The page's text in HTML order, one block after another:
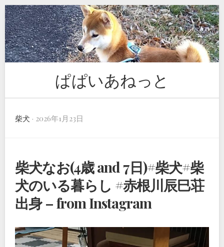
Skip
to
content
ぱぱいあねっと
柴犬 · 2026年1月23日
柴犬なお(4歳 and 7日)#柴犬#柴
犬のいる暮らし #赤根川辰巳荘
出身 – from Instagram